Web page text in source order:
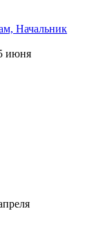
Начальник
июня